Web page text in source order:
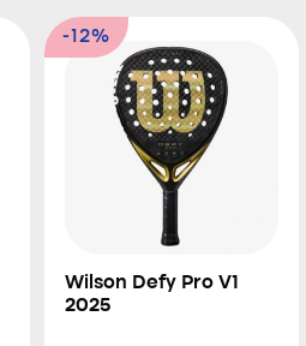
-12%
Wilson Defy Pro V1
2025